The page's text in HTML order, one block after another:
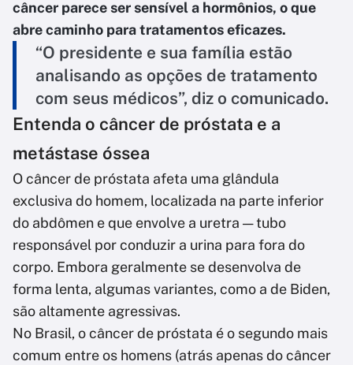
câncer parece ser sensível a hormônios, o que
abre caminho para tratamentos eficazes.
“O presidente e sua família estão
analisando as opções de tratamento
com seus médicos”, diz o comunicado.
Entenda o câncer de próstata e a
metástase óssea
O câncer de próstata afeta uma glândula
exclusiva do homem, localizada na parte inferior
do abdômen e que envolve a uretra — tubo
responsável por conduzir a urina para fora do
corpo. Embora geralmente se desenvolva de
forma lenta, algumas variantes, como a de Biden,
são altamente agressivas.
No Brasil, o câncer de próstata é o segundo mais
comum entre os homens (atrás apenas do câncer